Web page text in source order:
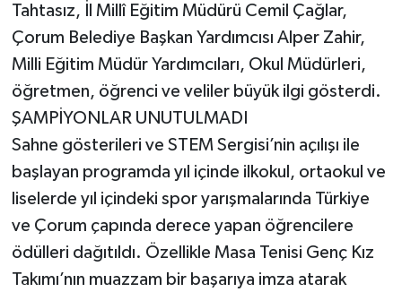
Tahtasız, İl Millî Eğitim Müdürü Cemil Çağlar,
Çorum Belediye Başkan Yardımcısı Alper Zahir,
Milli Eğitim Müdür Yardımcıları, Okul Müdürleri,
öğretmen, öğrenci ve veliler büyük ilgi gösterdi.
ŞAMPİYONLAR UNUTULMADI
Sahne gösterileri ve STEM Sergisi’nin açılışı ile
başlayan programda yıl içinde ilkokul, ortaokul ve
liselerde yıl içindeki spor yarışmalarında Türkiye
ve Çorum çapında derece yapan öğrencilere
ödülleri dağıtıldı. Özellikle Masa Tenisi Genç Kız
Takımı’nın muazzam bir başarıya imza atarak